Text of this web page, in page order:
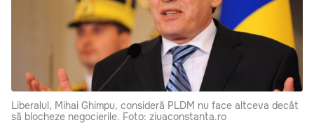
Liberalul, Mihai Ghimpu, consideră PLDM nu face altceva decât
să blocheze negocierile. Foto: ziuaconstanta.ro